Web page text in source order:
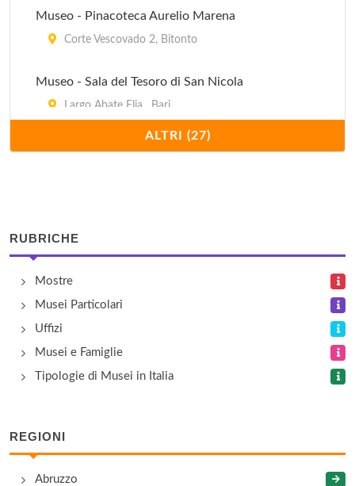
Museo - Pinacoteca Aurelio Marena
Corte Vescovado 2, Bitonto
Museo - Sala del Tesoro di San Nicola
Largo Abate Elia , Bari
Piazza del Martiri del 1799 1, Gioia del Colle
Museo Civico
Piazza Zanardelli 30, Altamura
Museo Civico
Via San Benedetto 18, Conversano
piazza 20 Settembre , Rutigliano
Museo Civico Eustachio Rogadeo
ALTRI (27)
RUBRICHE
Mostre
Musei Particolari
Uffizi
Musei e Famiglie
Tipologie di Musei in Italia
REGIONI
Abruzzo